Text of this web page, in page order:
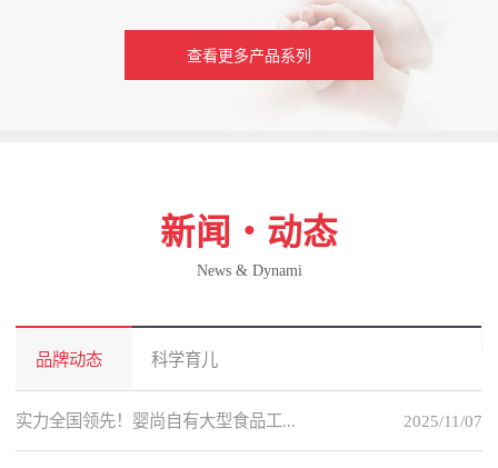
查看更多产品系列
新闻・动态
News & Dynami
品牌动态 科学育儿
2025/11/07
实力全国领先！婴尚自有大型食品工...